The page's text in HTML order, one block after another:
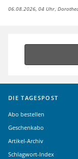
06.08.2026, 04 Uhr
DIE TAGESPOST
Abo bestellen
Geschenkabo
Artikel-Archiv
Schlagwort-Index